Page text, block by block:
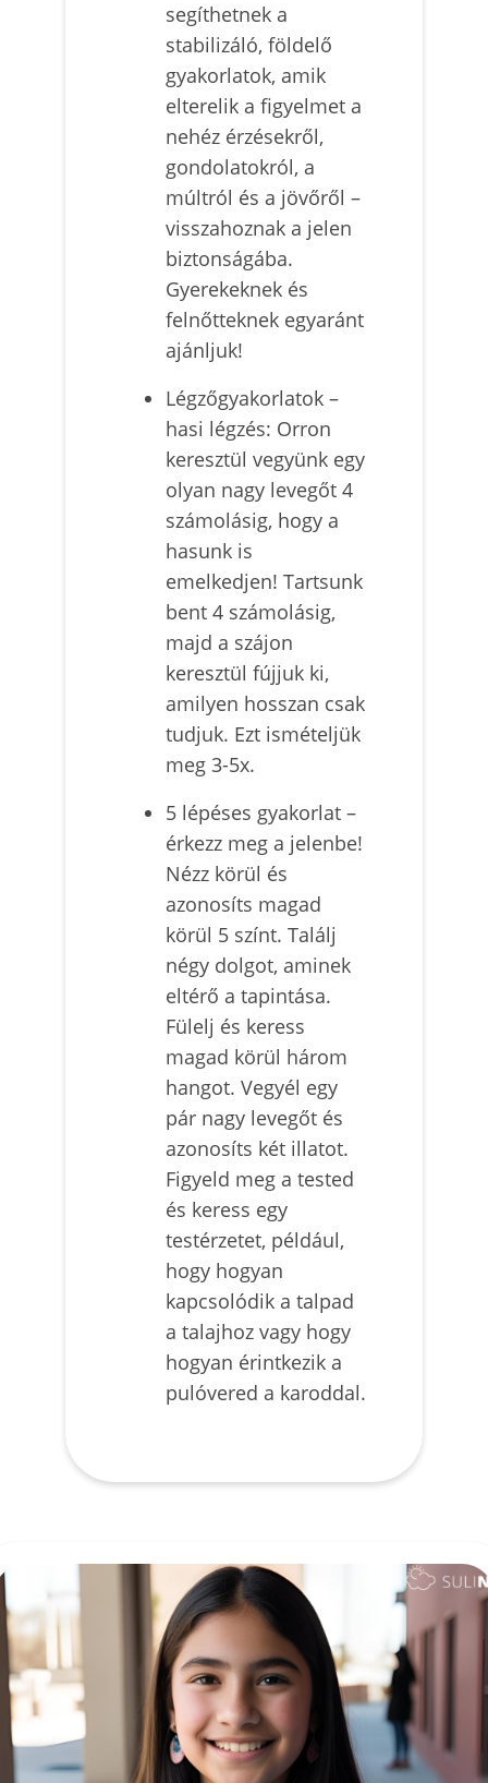
segíthetnek a
stabilizáló, földelő
gyakorlatok, amik
elterelik a figyelmet a
nehéz érzésekről,
gondolatokról, a
múltról és a jövőről –
visszahoznak a jelen
biztonságába.
Gyerekeknek és
felnőtteknek egyaránt
ajánljuk!
Légzőgyakorlatok –
hasi légzés: Orron
keresztül vegyünk egy
olyan nagy levegőt 4
számolásig, hogy a
hasunk is
emelkedjen! Tartsunk
bent 4 számolásig,
majd a szájon
keresztül fújjuk ki,
amilyen hosszan csak
tudjuk. Ezt ismételjük
meg 3-5x.
5 lépéses gyakorlat –
érkezz meg a jelenbe!
Nézz körül és
azonosíts magad
körül 5 színt. Találj
négy dolgot, aminek
eltérő a tapintása.
Fülelj és keress
magad körül három
hangot. Vegyél egy
pár nagy levegőt és
azonosíts két illatot.
Figyeld meg a tested
és keress egy
testérzetet, például,
hogy hogyan
kapcsolódik a talpad
a talajhoz vagy hogy
hogyan érintkezik a
pulóvered a karoddal.